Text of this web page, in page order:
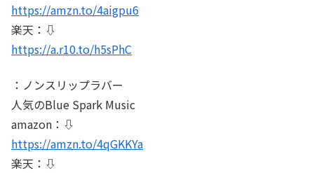
https://amzn.to/4aigpu6
楽天：⇩
https://a.r10.to/h5sPhC
：ノンスリップラバー
人気のBlue Spark Music
amazon：⇩
https://amzn.to/4qGKKYa
楽天：⇩